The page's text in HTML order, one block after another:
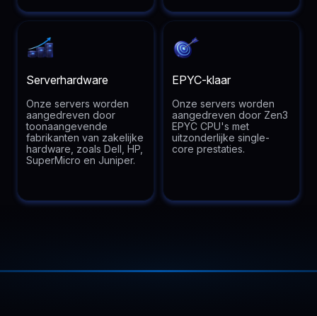
Serverhardware
Onze servers worden
aangedreven door
toonaangevende
fabrikanten van zakelijke
hardware, zoals Dell, HP,
SuperMicro en Juniper.
EPYC-klaar
Onze servers worden
aangedreven door Zen3
EPYC CPU's met
uitzonderlijke single-
core prestaties.